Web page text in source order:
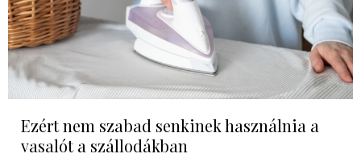
Ezért nem szabad senkinek használnia a
vasalót a szállodákban